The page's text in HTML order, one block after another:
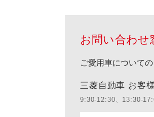
お問い合わせ
ご愛用車について
三菱自動車 お客
9:30-12:30、13:30-